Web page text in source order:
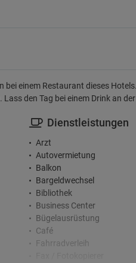
bei einem Restaurant dieses
den Tag bei einem Drink an
Dienstleistungen
Arzt
Autovermietung
Balkon
Bargeldwechsel
Bibliothek
Business Center
Bügelausrüstung
Café
Fahrradverleih